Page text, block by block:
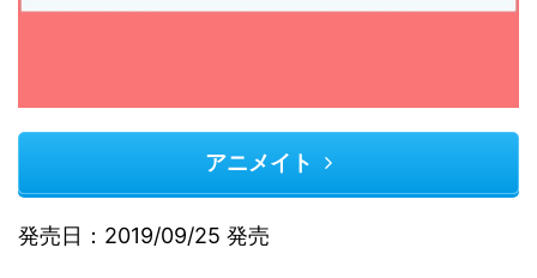
アニメイト
発売日：2019/09/25 発売